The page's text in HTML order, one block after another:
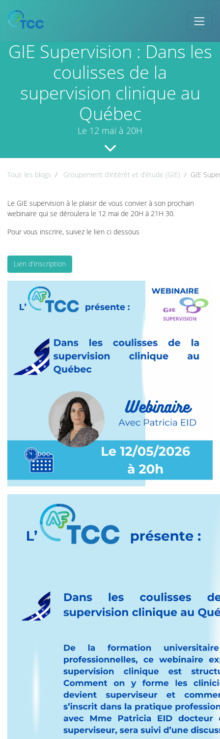
GIE Supervision : Dans les
coulisses de la
supervision clinique au
Québec
Le 12 mai à 20H
Tous les blogs Groupement d’intérêt et d’étude (GIE) GIE
Le GIE supervision à le plaisir de vous convier à son prochain
webinaire qui se déroulera le 12 mai de 20H à 21H 30.
Pour vous inscrire, suivez le lien ci dessous
Lien d'inscription